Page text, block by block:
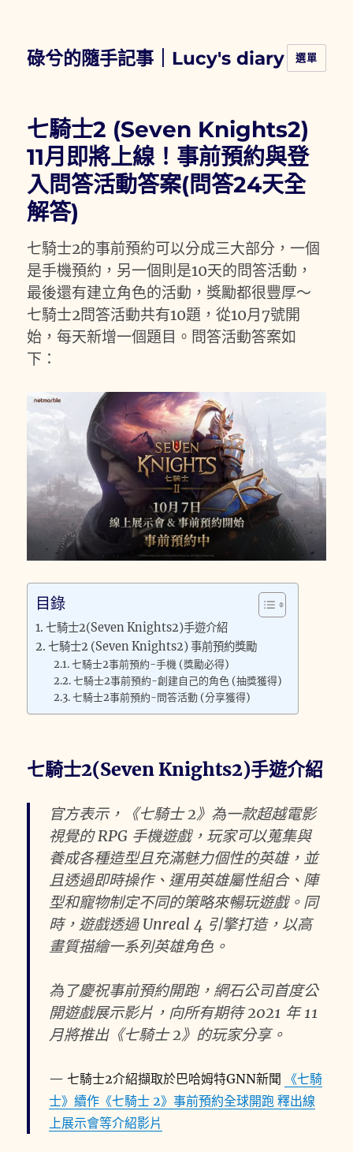
碌兮的隨手記事｜Lucy's diary 選單
七騎士2 (Seven Knights2)
11月即將上線！事前預約與登
入問答活動答案(問答24天全
解答)
七騎士2的事前預約可以分成三大部分，一個
是手機預約，另一個則是10天的問答活動，
最後還有建立角色的活動，獎勵都很豐厚～
七騎士2問答活動共有10題，從10月7號開
始，每天新增一個題目。問答活動答案如
下：
目錄
七騎士2(Seven Knights2)手遊介紹
七騎士2 (Seven Knights2) 事前預約獎勵
七騎士2事前預約-手機 (獎勵必得)
七騎士2事前預約-創建自己的角色 (抽獎獲得)
七騎士2事前預約-問答活動 (分享獲得)
七騎士2(Seven Knights2)手遊介紹
官方表示，《七騎士 2》為一款超越電影
視覺的 RPG 手機遊戲，玩家可以蒐集與
養成各種造型且充滿魅力個性的英雄，並
且透過即時操作、運用英雄屬性組合、陣
型和寵物制定不同的策略來暢玩遊戲。同
時，遊戲透過 Unreal 4 引擎打造，以高
畫質描繪一系列英雄角色。
為了慶祝事前預約開跑，網石公司首度公
開遊戲展示影片，向所有期待 2021 年 11
月將推出《七騎士 2》的玩家分享。
七騎士2介紹擷取於巴哈姆特GNN新聞
《七騎
士》續作《七騎士 2》事前預約全球開跑 釋出線
上展示會等介紹影片